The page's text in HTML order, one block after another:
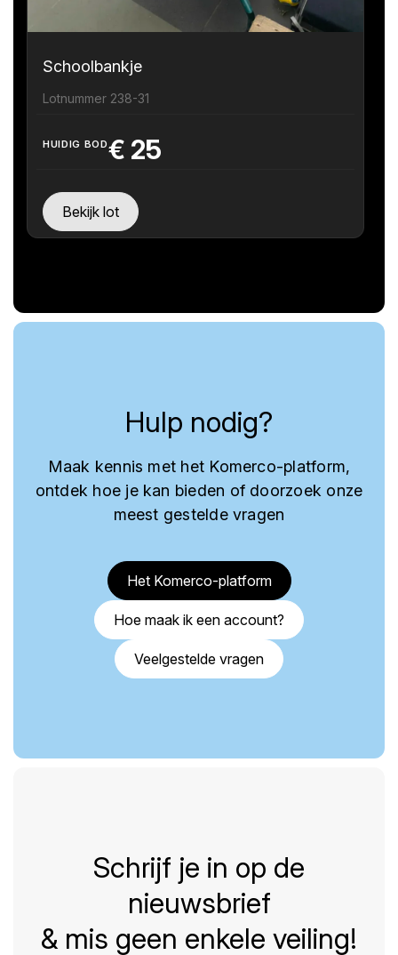
Schoolbankje
Lotnummer 238-31
HUIDIG BOD€ 25
Bekijk lot
Hulp nodig?
Maak kennis met het Komerco-platform,
ontdek hoe je kan bieden of doorzoek onze
meest gestelde vragen
Het Komerco-platform
Hoe maak ik een account?
Veelgestelde vragen
Schrijf je in op de
nieuwsbrief
& mis geen enkele veiling!